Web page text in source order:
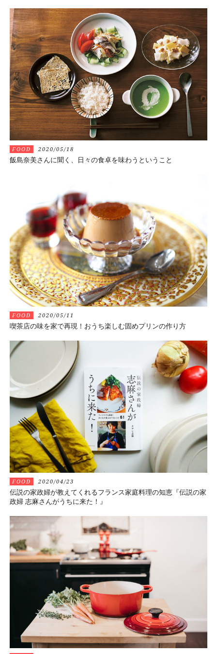
FOOD 2020/05/18
飯島奈美さんに聞く、日々の食卓を味わうということ
FOOD 2020/05/11
喫茶店の味を家で再現！おうち楽しむ固めプリンの作り方
FOOD 2020/04/23
伝説の家政婦が教えてくれるフランス家庭料理の知恵『伝説の家
政婦 志麻さんがうちに来た！』